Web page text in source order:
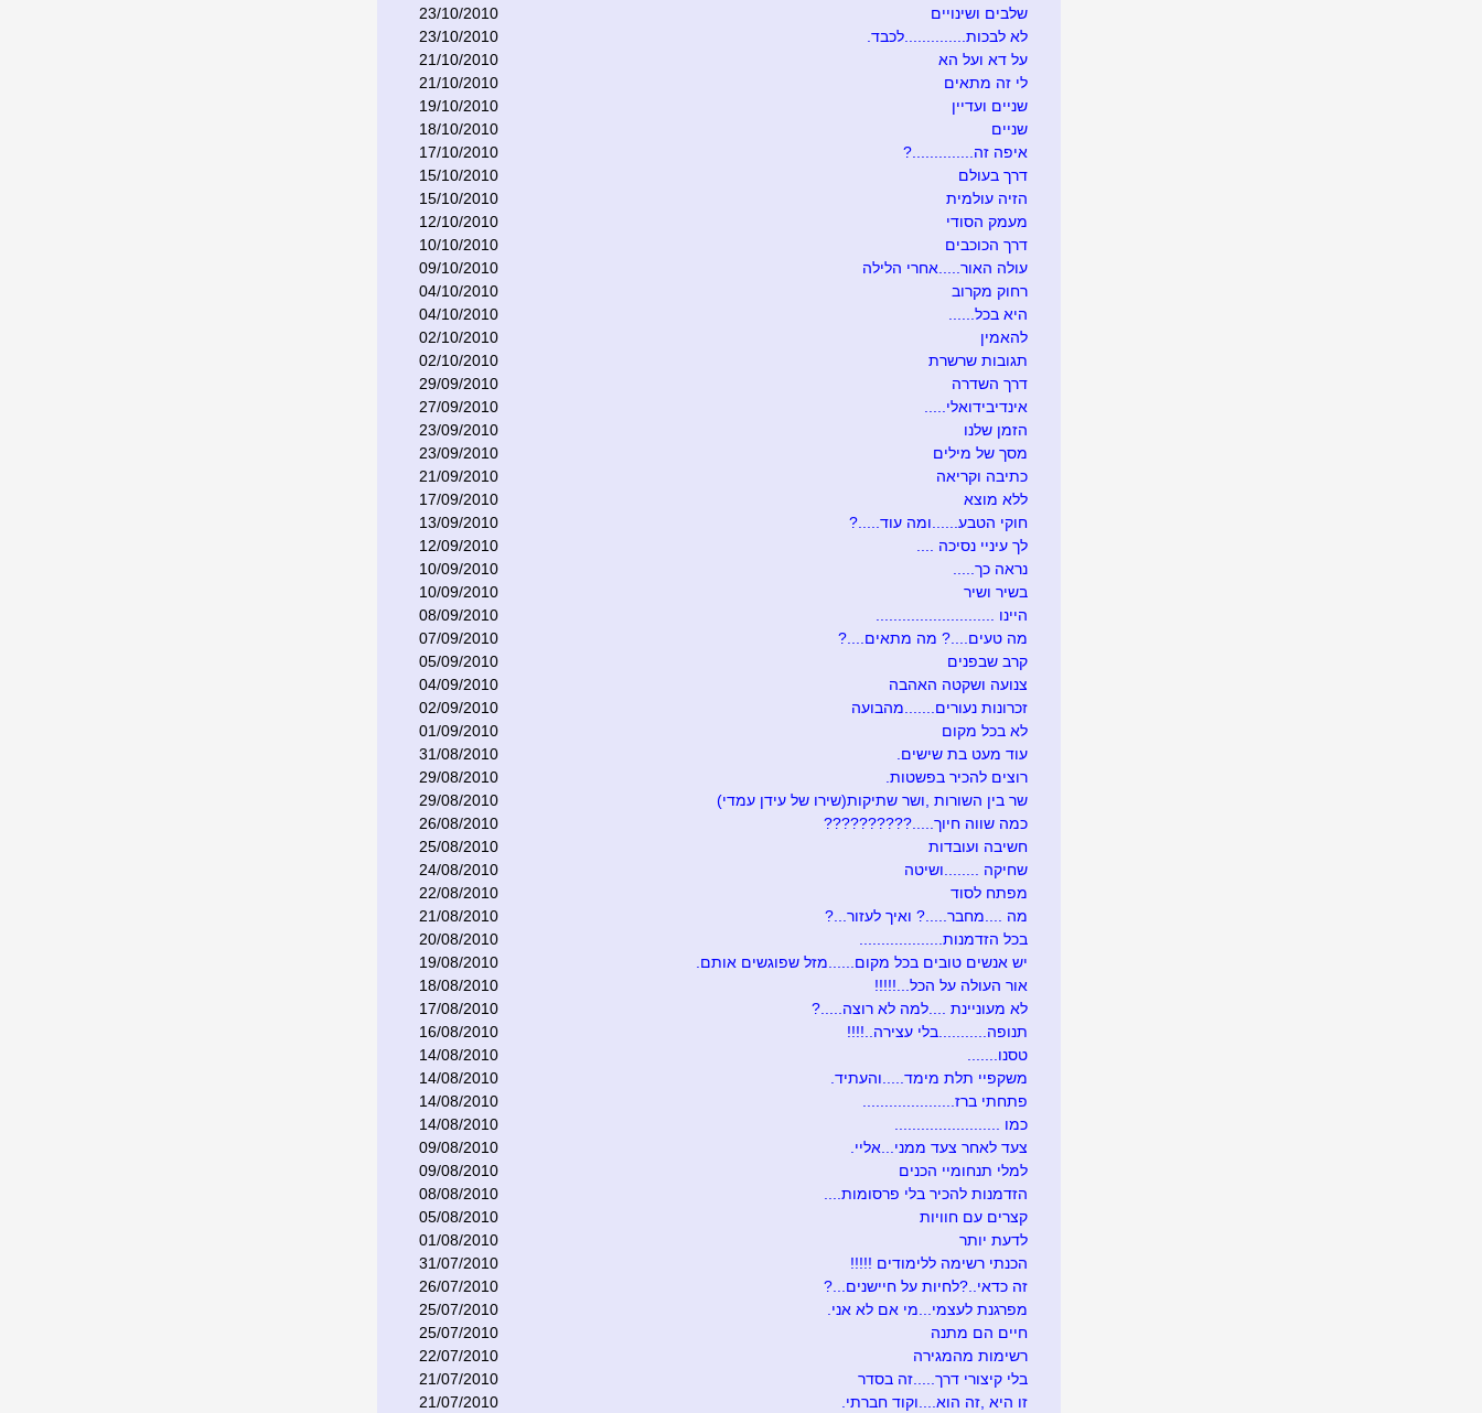
שלבים ושינויים
23/10/2010
לא לבכות..............לכבד.
23/10/2010
על דא ועל הא
21/10/2010
לי זה מתאים
21/10/2010
שניים ועדיין
19/10/2010
שניים
18/10/2010
איפה זה..............?
17/10/2010
דרך בעולם
15/10/2010
הזיה עולמית
15/10/2010
מעמק הסודי
12/10/2010
דרך הכוכבים
10/10/2010
עולה האור.....אחרי הלילה
09/10/2010
רחוק מקרוב
04/10/2010
היא בכל......
04/10/2010
להאמין
02/10/2010
תגובות שרשרת
02/10/2010
דרך השדרה
29/09/2010
אינדיבידואלי.....
27/09/2010
הזמן שלנו
23/09/2010
מסך של מילים
23/09/2010
כתיבה וקריאה
21/09/2010
ללא מוצא
17/09/2010
חוקי הטבע......ומה עוד.....?
13/09/2010
לך עיניי נסיכה ....
12/09/2010
נראה כך.....
10/09/2010
בשיר ושיר
10/09/2010
היינו ...........................
08/09/2010
מה טעים....? מה מתאים....?
07/09/2010
קרב שבפנים
05/09/2010
צנועה ושקטה האהבה
04/09/2010
זכרונות נעורים.......מהבועה
02/09/2010
לא בכל מקום
01/09/2010
עוד מעט בת שישים.
31/08/2010
רוצים להכיר בפשטות.
29/08/2010
שר בין השורות ,ושר שתיקות(שירו של עידן עמדי)
29/08/2010
כמה שווה חיוך.....??????????
26/08/2010
חשיבה ועובדות
25/08/2010
שחיקה ........ושיטה
24/08/2010
מפתח לסוד
22/08/2010
מה ....מחבר.....? ואיך לעזור...?
21/08/2010
בכל הזדמנות...................
20/08/2010
יש אנשים טובים בכל מקום......מזל שפוגשים אותם.
19/08/2010
אור העולה על הכל...!!!!!
18/08/2010
לא מעוניינת ....למה לא רוצה.....?
17/08/2010
תנופה...........בלי עצירה..!!!!
16/08/2010
טסנו.......
14/08/2010
משקפיי תלת מימד.....והעתיד.
14/08/2010
פתחתי ברז.....................
14/08/2010
כמו ........................
14/08/2010
צעד לאחר צעד ממני...אליי.
09/08/2010
למלי תנחומיי הכנים
09/08/2010
הזדמנות להכיר בלי פרסומות....
08/08/2010
קצרים עם חוויות
05/08/2010
לדעת יותר
01/08/2010
הכנתי רשימה ללימודים !!!!!
31/07/2010
זה כדאי..?לחיות על חיישנים...?
26/07/2010
מפרגנת לעצמי...מי אם לא אני.
25/07/2010
חיים הם מתנה
25/07/2010
רשימות מהמגירה
22/07/2010
בלי קיצורי דרך.....זה בסדר
21/07/2010
זו היא ,זה הוא....וקוד חברתי.
21/07/2010